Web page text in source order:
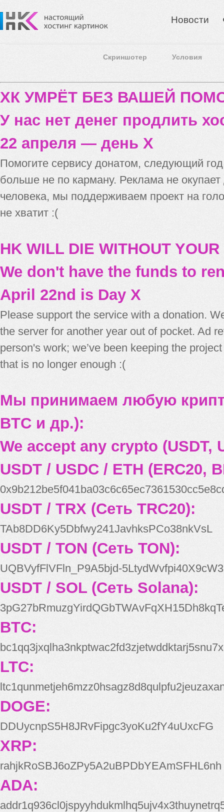
Новости
Скриншотер Условия
ХК УМРЁТ БЕЗ ВАШЕЙ
У нас нет денег продлить
22 апреля — день X
Помогите сервису донатом, следующий
больше не по карману. Реклама не
человека, мы поддерживаем проект на
не хватит :(
HK WILL DIE WITHOUT
We don't have the funds to
April 22nd is Day X
Please support the service with a donation.
the server for another year out of pocket. Ad
person's work; we’ve been keeping the
that is no longer enough :(
Мы принимаем любую
BTC и др.):
We accept any crypto (USDT,
USDT / USDC / ETH (ERC20,
USDT / TRX (Сеть TRC20):
TAb8DD6Ky5Dbfwy241JavhksPCo38nkVsL
USDT / TON (Сеть TON):
UQBVyfFlVFln_P9A5bjd-
USDT / SOL (Сеть Solana):
BTC:
bc1qq3jxqlha3nkptwac2fd3zjetwddktarj5snu7x
LTC:
DOGE:
DDUycnpS5H8JRvFipgc3yoKu2fY4uUxcFG
XRP:
rahjkRoSBJ6oZPy5A2uBPDbYEAmSFHL6nh
ADA: